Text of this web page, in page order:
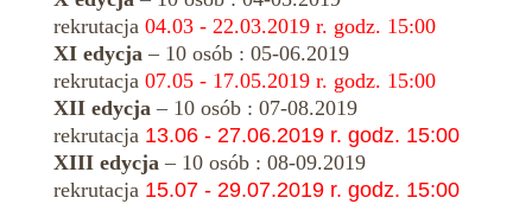
rekrutacja 04.03 - 22.03.2019 r. godz. 15:00
XI edycja – 10 osób : 05-06.2019
rekrutacja 07.05 - 17.05.2019 r. godz. 15:00
XII edycja – 10 osób : 07-08.2019
rekrutacja 13.06 - 27.06.2019 r. godz. 15:00
XIII edycja – 10 osób : 08-09.2019
rekrutacja 15.07 - 29.07.2019 r. godz. 15:00